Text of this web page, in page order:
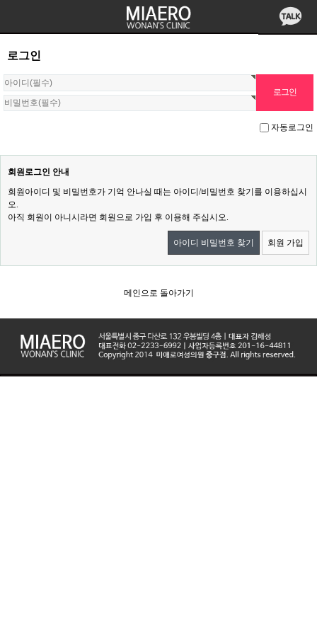
로그인
자동로그인
회원로그인 안내
회원아이디 및 비밀번호가 기억 안나실 때는 아이디/비밀번호 찾기를 이용하십시
오.
아직 회원이 아니시라면 회원으로 가입 후 이용해 주십시오.
아이디 비밀번호 찾기 회원 가입
메인으로 돌아가기